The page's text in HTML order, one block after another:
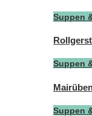
Suppen
Suppen
Suppen